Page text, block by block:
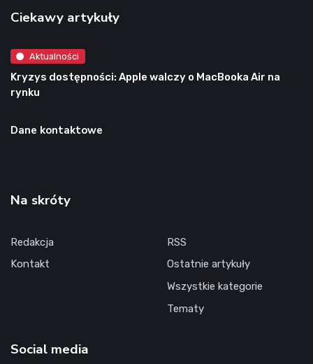
Ciekawy artykuły
Aktualności
Kryzys dostępności: Apple walczy o MacBooka Air na
rynku
Dane kontaktowe
Na skróty
Redakcja
Kontakt
RSS
Ostatnie artykuły
Wszystkie kategorie
Tematy
Social media